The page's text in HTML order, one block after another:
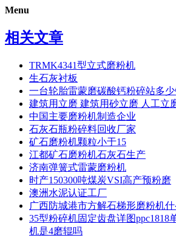
Menu
相关文章
TRMK4341型立式磨粉机
生石灰衬板
一台轮胎雷蒙磨碳酸钙粉碎站多少
建筑用立磨 建筑用砂立磨 人工立
中国主要磨粉机制造企业
石灰石瓶粉碎料回收厂家
矿石磨粉机颗粒小于15
江都矿石磨粉机石灰石生产
济南弹簧式雷蒙磨粉机
时产150300吨煤炭VSI高产预粉磨
澳洲水泥认证工厂
广西防城港市方解石梯形磨粉机
35型粉碎机固定齿盘详图ppc1818
机是4磨辊吗